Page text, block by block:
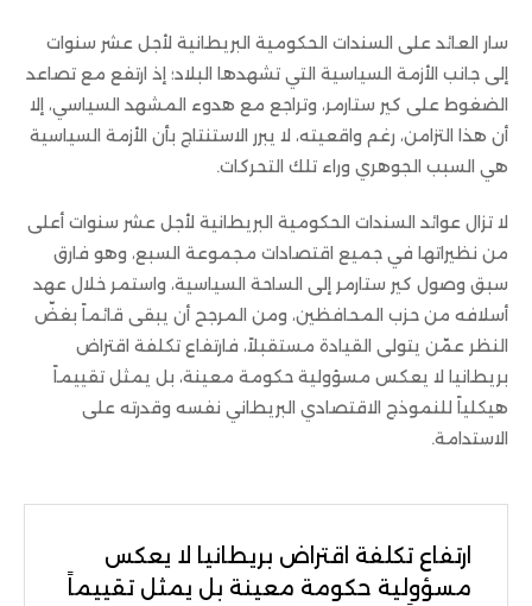
سار العائد على السندات الحكومية البريطانية لأجل عشر سنوات
إلى جانب الأزمة السياسية التي تشهدها البلاد؛ إذ ارتفع مع تصاعد
الضغوط على كير ستارمر، وتراجع مع هدوء المشهد السياسي، إلا
أن هذا التزامن، رغم واقعيته، لا يبرر الاستنتاج بأن الأزمة السياسية
هي السبب الجوهري وراء تلك التحركات.
لا تزال عوائد السندات الحكومية البريطانية لأجل عشر سنوات أعلى
من نظيراتها في جميع اقتصادات مجموعة السبع، وهو فارق
سبق وصول كير ستارمر إلى الساحة السياسية، واستمر خلال عهد
أسلافه من حزب المحافظين، ومن المرجح أن يبقى قائماً بغضّ
النظر عمّن يتولى القيادة مستقبلاً، فارتفاع تكلفة اقتراض
بريطانيا لا يعكس مسؤولية حكومة معينة، بل يمثل تقييماً
هيكلياً للنموذج الاقتصادي البريطاني نفسه وقدرته على
الاستدامة.
ارتفاع تكلفة اقتراض بريطانيا لا يعكس
مسؤولية حكومة معينة بل يمثل تقييماً